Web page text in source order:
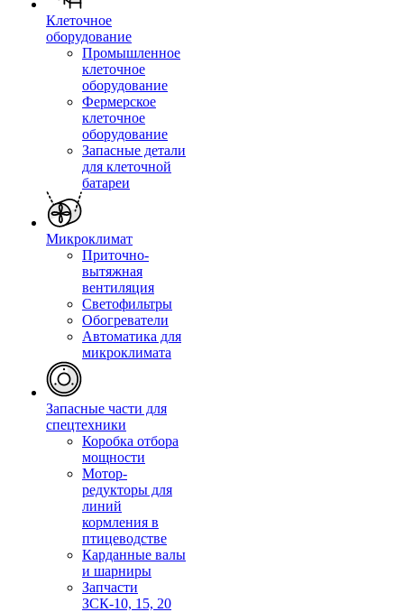
Клеточное
оборудование
Промышленное
клеточное
оборудование
Фермерское
клеточное
оборудование
Запасные детали
для клеточной
батареи
Микроклимат
Приточно-
вытяжная
вентиляция
Светофильтры
Обогреватели
Автоматика для
микроклимата
Запасные части для
спецтехники
Коробка отбора
мощности
Мотор-
редукторы для
линий
кормления в
птицеводстве
Карданные валы
и шарниры
Запчасти
ЗСК-10, 15, 20